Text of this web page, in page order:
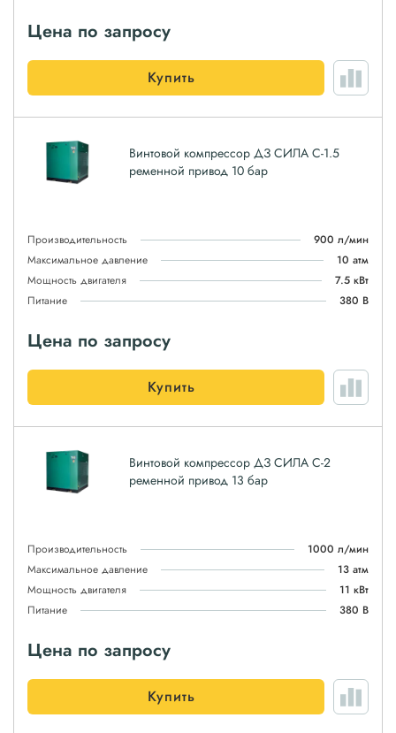
Цена по запросу
Купить
Винтовой компрессор ДЗ СИЛА С-1.5
ременной привод 10 бар
Производительность
900 л/мин
Максимальное давление
10 атм
Мощность двигателя
7.5 кВт
Питание
380 В
Цена по запросу
Купить
Винтовой компрессор ДЗ СИЛА С-2
ременной привод 13 бар
Производительность
1000 л/мин
Максимальное давление
13 атм
Мощность двигателя
11 кВт
Питание
380 В
Цена по запросу
Купить